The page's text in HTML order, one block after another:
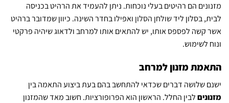
מזנונים הם רהיטים בעלי נוכחות. ניתן להעמיד את הרהיט בכניסה
לבית, בסלון לידשולחן הסלון ואפילו בחדר השינה. כיוון שמדובר ברהיט
אשר קשה לפספס אותו, יש להתאים אותו למרחב ולדאוג שיהיה פרקטי
ונוח לשימוש.
התאמת מזנון למרחב
ישנם שלושה דברים שכדאי להתחשב בהם בעת ביצוע התאמה בין
מזנוניםלבין החלל. הראשון הוא הפרופורציות. חשוב מאד שהמזנון